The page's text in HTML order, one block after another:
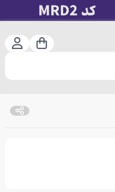
سبد